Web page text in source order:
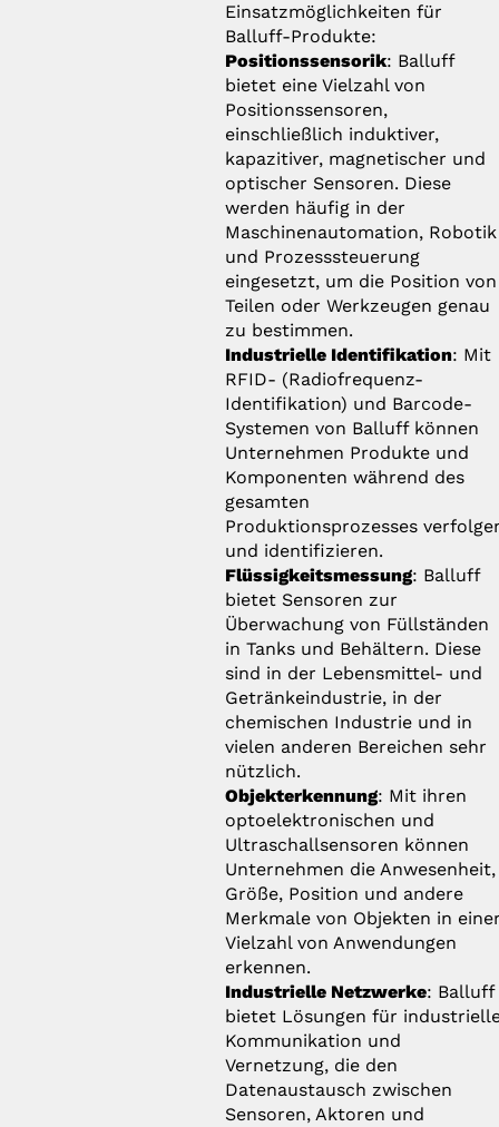
Einsatzmöglichkeiten für
Balluff-Produkte:
Positionssensorik: Balluff
bietet eine Vielzahl von
Positionssensoren,
einschließlich induktiver,
kapazitiver, magnetischer und
optischer Sensoren. Diese
werden häufig in der
Maschinenautomation, Robotik
und Prozesssteuerung
eingesetzt, um die Position von
Teilen oder Werkzeugen genau
zu bestimmen.
Industrielle Identifikation: Mit
RFID- (Radiofrequenz-
Identifikation) und Barcode-
Systemen von Balluff können
Unternehmen Produkte und
Komponenten während des
gesamten
Produktionsprozesses
und identifizieren.
Flüssigkeitsmessung: Balluff
bietet Sensoren zur
Überwachung von Füllständen
in Tanks und Behältern. Diese
sind in der Lebensmittel- und
Getränkeindustrie, in der
chemischen Industrie und in
vielen anderen Bereichen sehr
nützlich.
Objekterkennung: Mit ihren
optoelektronischen und
Ultraschallsensoren können
Unternehmen die Anwesenheit,
Größe, Position und andere
Merkmale von Objekten in
Vielzahl von Anwendungen
erkennen.
Industrielle Netzwerke: Balluff
bietet Lösungen für
Kommunikation und
Vernetzung, die den
Datenaustausch zwischen
Sensoren, Aktoren und